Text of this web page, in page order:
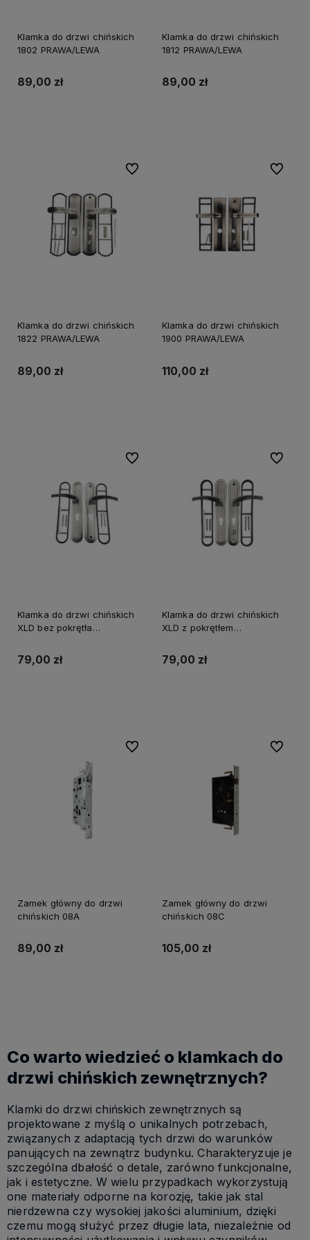
Klamka do drzwi chińskich
1802 PRAWA/LEWA
89,00 zł
Klamka do drzwi chińskich
1812 PRAWA/LEWA
89,00 zł
Klamka do drzwi chińskich
1822 PRAWA/LEWA
89,00 zł
Do ulubionych
Klamka do drzwi chińskich
1900 PRAWA/LEWA
110,00 zł
Do
Klamka do drzwi chińskich
XLD bez pokrętła
79,00 zł
Do ulubionych
Klamka do drzwi chińskich
XLD z pokrętłem
79,00 zł
Do
Zamek główny do drzwi
chińskich 08A
89,00 zł
Do ulubionych
Zamek główny do drzwi
chińskich 08C
105,00 zł
Do
Co warto wiedzieć o klamkach do
drzwi chińskich zewnętrznych?
Klamki do drzwi chińskich zewnętrznych są
projektowane z myślą o unikalnych potrzebach,
związanych z adaptacją tych drzwi do warunków
panujących na zewnątrz budynku. Charakteryzuje je
szczególna dbałość o detale, zarówno funkcjonalne,
jak i estetyczne. W wielu przypadkach wykorzystują
one materiały odporne na korozję, takie jak stal
nierdzewna czy wysokiej jakości aluminium, dzięki
czemu mogą służyć przez długie lata, niezależnie od